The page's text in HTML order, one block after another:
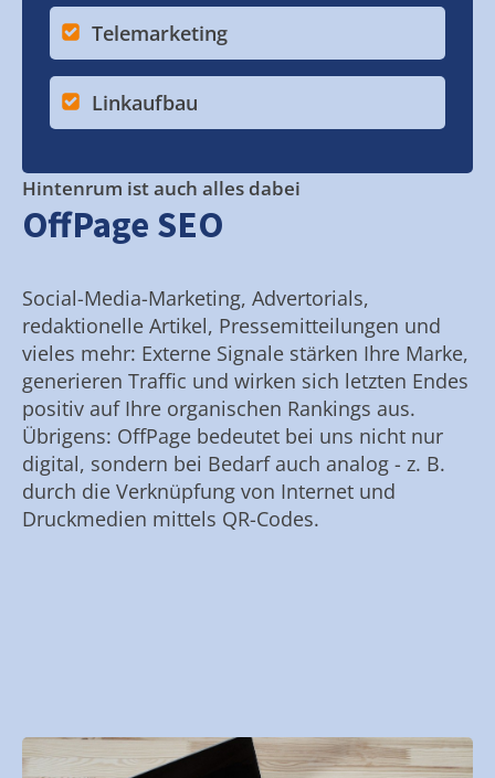
Telemarketing
Linkaufbau
Hintenrum ist auch alles dabei
OffPage SEO
Social-Media-Marketing, Advertorials,
redaktionelle Artikel, Pressemitteilungen und
vieles mehr: Externe Signale stärken Ihre Marke,
generieren Traffic und wirken sich letzten Endes
positiv auf Ihre organischen Rankings aus.
Übrigens: OffPage bedeutet bei uns nicht nur
digital, sondern bei Bedarf auch analog - z. B.
durch die Verknüpfung von Internet und
Druckmedien mittels QR-Codes.